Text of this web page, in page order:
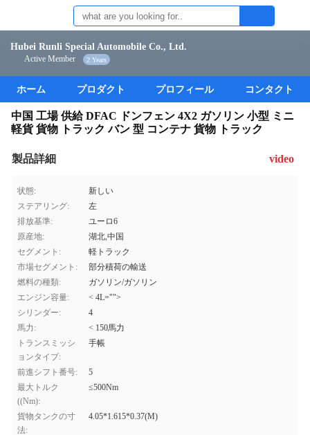
Hubei Runli Special Automobile Co., Ltd.
Active Member 2 Years
ホーム プロダクト プロフィール コンタクト
中国 工場 供給 DFAC ドンフェン 4X2 ガソリン 小型 ミニ
軽貨 貨物 トラック バン 型 コンテナ 貨物 トラック
製品詳細 video
状態:
新しい
ステアリング:
左
排放基準:
ユーロ6
原産地:
湖北,中国
セグメント:
軽トラック
市場セグメント:
部分積荷の輸送
燃料の種類:
ガソリン/ガソリン
エンジン容量:
< 4L="">
シリンダー:
4
馬力:
< 150馬力
トランスミッシ
ョンタイプ:
手帳
前進シフト番号:
5
最大トルク
((Nm):
≤500Nm
貨物タンクの寸
法:
4.05*1.615*0.37(M)